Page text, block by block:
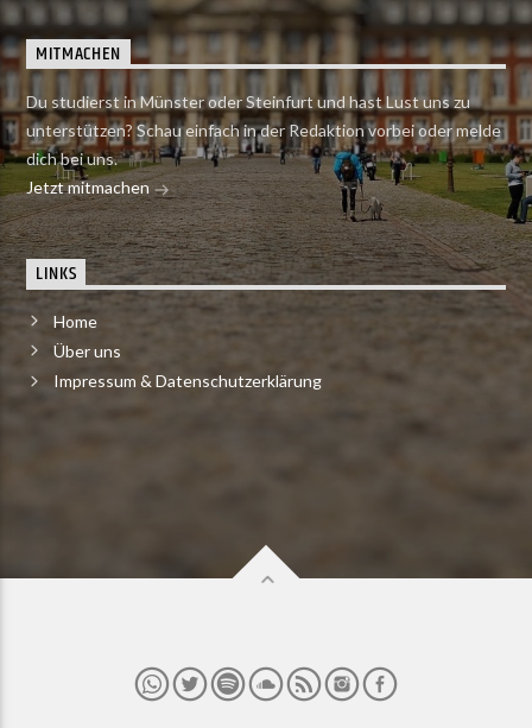
MITMACHEN
Du studierst in Münster oder Steinfurt und hast Lust uns zu
unterstützen? Schau einfach in der Redaktion vorbei oder melde
dich bei uns.
Jetzt mitmachen
LINKS
Home
Über uns
Impressum & Datenschutzerklärung